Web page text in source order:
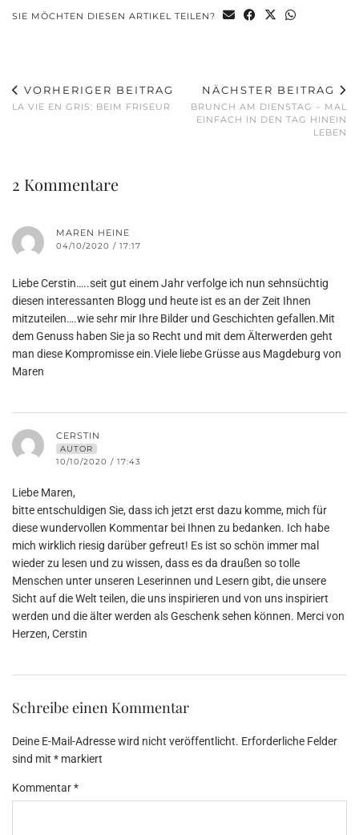
SIE MÖCHTEN DIESEN ARTIKEL TEILEN?
VORHERIGER BEITRAG
LA VIE EN GRIS: BEIM FRISEUR
NÄCHSTER BEITRAG
BRUNCH AM DIENSTAG – MAL
EINFACH IN DEN TAG HINEIN
LEBEN
2 Kommentare
MAREN HEINE
04/10/2020 / 17:17
Liebe Cerstin…..seit gut einem Jahr verfolge ich nun sehnsüchtig
diesen interessanten Blogg und heute ist es an der Zeit Ihnen
mitzuteilen….wie sehr mir Ihre Bilder und Geschichten gefallen.Mit
dem Genuss haben Sie ja so Recht und mit dem Älterwerden geht
man diese Kompromisse ein.Viele liebe Grüsse aus Magdeburg von
Maren
CERSTIN
AUTOR
10/10/2020 / 17:43
Liebe Maren,
bitte entschuldigen Sie, dass ich jetzt erst dazu komme, mich für
diese wundervollen Kommentar bei Ihnen zu bedanken. Ich habe
mich wirklich riesig darüber gefreut! Es ist so schön immer mal
wieder zu lesen und zu wissen, dass es da draußen so tolle
Menschen unter unseren Leserinnen und Lesern gibt, die unsere
Sicht auf die Welt teilen, die uns inspirieren und von uns inspiriert
werden und die älter werden als Geschenk sehen können. Merci von
Herzen, Cerstin
Schreibe einen Kommentar
Deine E-Mail-Adresse wird nicht veröffentlicht. Erforderliche Felder
sind mit * markiert
Kommentar*